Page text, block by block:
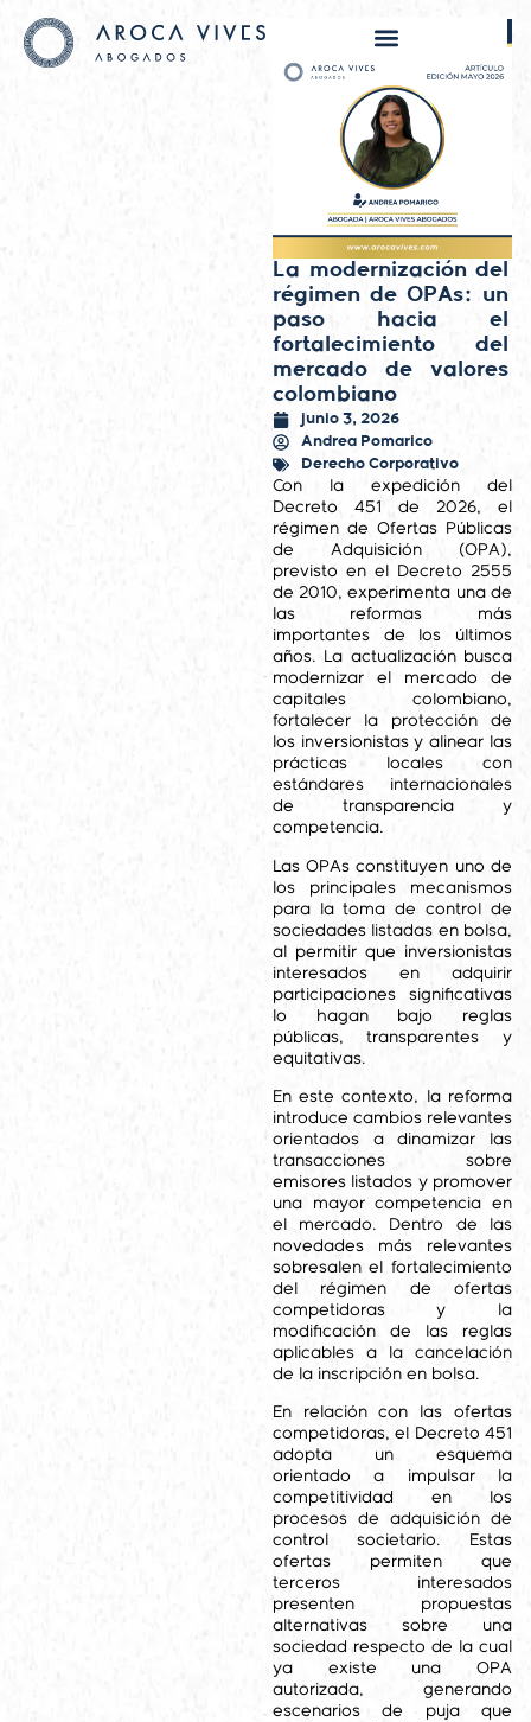
La modernización del
régimen de OPAs: un
paso hacia el
fortalecimiento del
mercado de valores
colombiano
junio 3, 2026
Andrea Pomarico
Derecho Corporativo
Con la expedición del
Decreto 451 de 2026, el
régimen de Ofertas Públicas
de Adquisición (OPA),
previsto en el Decreto 2555
de 2010, experimenta una de
las reformas más
importantes de los últimos
años. La actualización busca
modernizar el mercado de
capitales colombiano,
fortalecer la protección de
los inversionistas y alinear las
prácticas locales con
estándares internacionales
de transparencia y
competencia.
Las OPAs constituyen uno de
los principales mecanismos
para la toma de control de
sociedades listadas en bolsa,
al permitir que inversionistas
interesados en adquirir
participaciones significativas
lo hagan bajo reglas
públicas, transparentes y
equitativas.
En este contexto, la reforma
introduce cambios relevantes
orientados a dinamizar las
transacciones sobre
emisores listados y promover
una mayor competencia en
el mercado. Dentro de las
novedades más relevantes
sobresalen el fortalecimiento
del régimen de ofertas
competidoras y la
modificación de las reglas
aplicables a la cancelación
de la inscripción en bolsa.
En relación con las ofertas
competidoras, el Decreto 451
adopta un esquema
orientado a impulsar la
competitividad en los
procesos de adquisición de
control societario. Estas
ofertas permiten que
terceros interesados
presenten propuestas
alternativas sobre una
sociedad respecto de la cual
ya existe una OPA
autorizada, generando
escenarios de puja que